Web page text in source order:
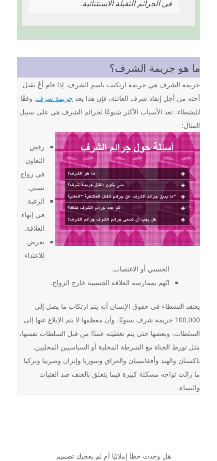
في الجرائم الثقيلة الاستثنائية.
ما هو جريمة الشرف؟
جريمة الشرف هي جريمة ارتكبت باسم الشرف. إذا قام أخٌ بقتل
أخته من أجل إنقاذ شرف العائلة، فإن هذا يعد جريمة شرف. وفقًا
للنشطاء، تعد الأسباب الأكثر شيوعًا لجرائم الشرف هي على سبيل
المثال:
رفض
التعاون
في زواج
نسبي.
الرغبة
في إنهاء
العلاقة.
تعرض
للاعتداء
الجنسي أو الاغتصاب.
اتُهم بممارسة العلاقة الجنسية خارج الزواج.
يعتقد النشطاء في حقوق الإنسان أنه يتم ارتكاب ما يصل إلى
100,000 جريمة شرف سنويًا، وأن معظمها لا يتم الإبلاغ عنها إلى
السلطات، وبعضها حتى يتم تغطيته عمدًا من قبل السلطات نفسها،
مثل تورط الجناة مع الشرطة المحلية أو السياسيين المحليين.
باكستان والهند وأفغانستان والعراق وسوريا وإيران وصربيا وتركيا
ما زالت تواجه مشكلة كبيرة فيما يتعلق بالعنف ضد الفتيات
والنساء.
هل وجدت خطأ إملائيًا أم لم يعجبك تصميم